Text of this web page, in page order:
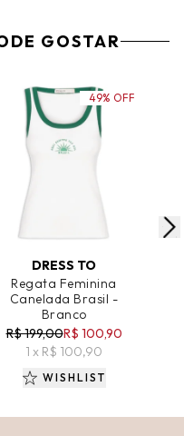
GOSTAR
ADICIONAR AO CARRINHO
DRESS TO
Regata Feminina
Canelada Brasil -
Branco
R$ 199,00R$ 100,90
1 x R$ 100,90
49% OFF
WISHLIST